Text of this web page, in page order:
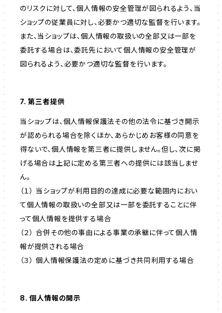
のリスクに対して、個人情報の安全管理が図られるよう、当
ショップの従業員に対し、必要かつ適切な監督を行います。
また、当ショップは、個人情報の取扱いの全部又は一部を
委託する場合は、委託先において個人情報の安全管理が
図られるよう、必要かつ適切な監督を行います。
7. 第三者提供
当ショップは、個人情報保護法その他の法令に基づき開示
が認められる場合を除くほか、あらかじめお客様の同意を
得ないで、個人情報を第三者に提供しません。但し、次に掲
げる場合は上記に定める第三者への提供には該当しませ
ん。
（１） 当ショップが利用目的の達成に必要な範囲内におい
て個人情報の取扱いの全部又は一部を委託することに伴
って個人情報を提供する場合
（２） 合併その他の事由による事業の承継に伴って個人情
報が提供される場合
（３） 個人情報保護法の定めに基づき共同利用する場合
8. 個人情報の開示